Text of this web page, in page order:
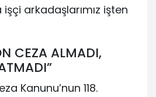
arkadaşlarımız işten
CEZA ALMADI,
Kanunu’nun 118.